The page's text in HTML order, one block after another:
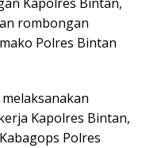
rombongan
Polres Bintan
Kapolres Bintan,
Polres